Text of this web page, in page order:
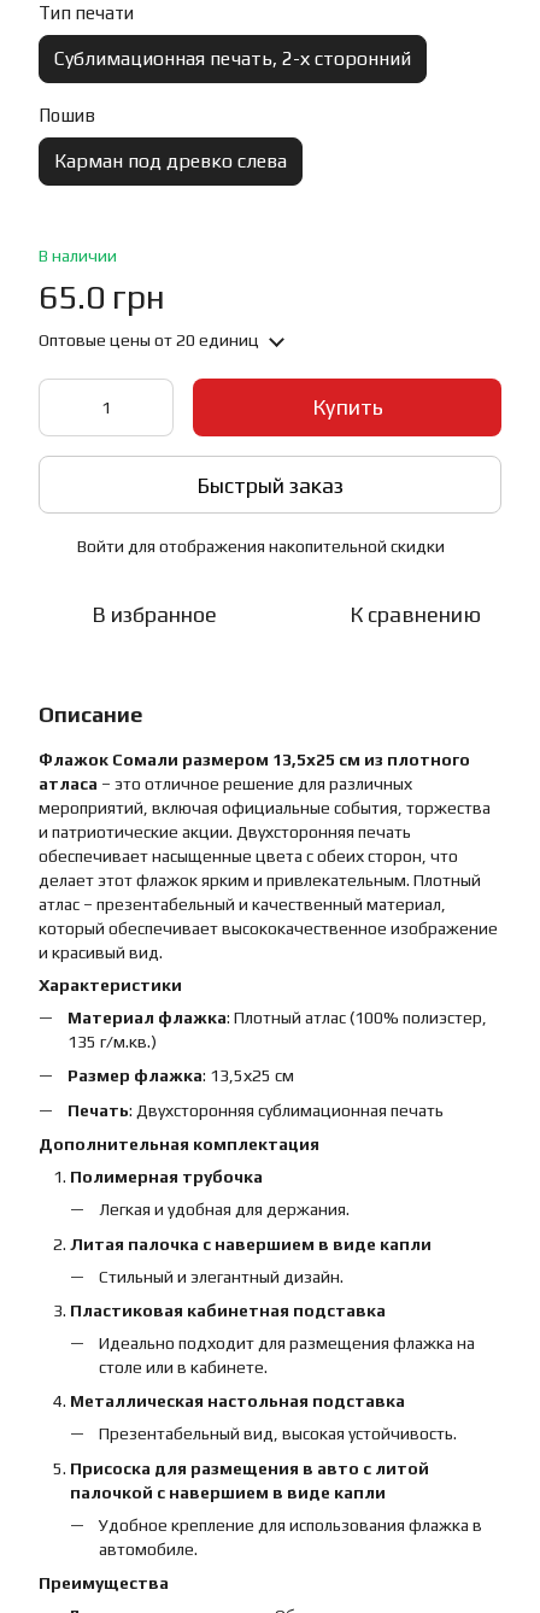
Тип печати
Сублимационная печать, 2-х сторонний
Пошив
Карман под древко слева
В наличии
65.0 грн
Оптовые цены от 20 единиц
Купить
Быстрый заказ
Войти для отображения накопительной скидки
В избранное К сравнению
Описание
Флажок Сомали размером 13,5х25 см из плотного
атласа – это отличное решение для различных
мероприятий, включая официальные события, торжества
и патриотические акции. Двухсторонняя печать
обеспечивает насыщенные цвета с обеих сторон, что
делает этот флажок ярким и привлекательным. Плотный
атлас – презентабельный и качественный материал,
который обеспечивает высококачественное изображение
и красивый вид.
Характеристики
Материал флажка: Плотный атлас (100% полиэстер,
135 г/м.кв.)
Размер флажка: 13,5х25 см
Печать: Двухсторонняя сублимационная печать
Дополнительная комплектация
Полимерная трубочка
Легкая и удобная для держания.
Литая палочка с навершием в виде капли
Стильный и элегантный дизайн.
Пластиковая кабинетная подставка
Идеально подходит для размещения флажка на
столе или в кабинете.
Металлическая настольная подставка
Презентабельный вид, высокая устойчивость.
Присоска для размещения в авто с литой
палочкой с навершием в виде капли
Удобное крепление для использования флажка в
автомобиле.
Преимущества